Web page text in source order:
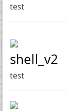
test
shell_v2
test